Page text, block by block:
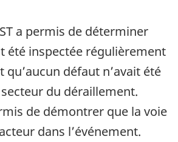
a permis de déterminer
été inspectée régulièrement
qu’aucun défaut n’avait été
du déraillement.
de démontrer que la voie
dans l’événement.